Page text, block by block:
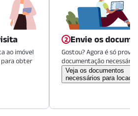
ao imóvel
para obter
Envie os
Gostou? Agora é só
documentação necessária.
Veja os documentos
necessários para